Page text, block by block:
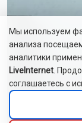
Мы используем
анализа
аналитики
LiveInternet .
соглашаетесь с